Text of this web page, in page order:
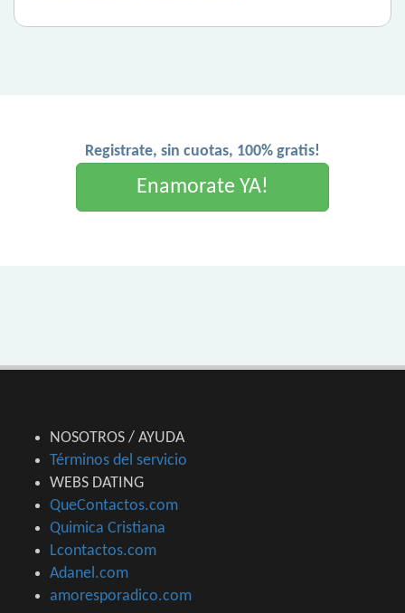
Registrate, sin cuotas, 100% gratis!
Enamorate YA!
NOSOTROS / AYUDA
Términos del servicio
WEBS DATING
QueContactos.com
Quimica Cristiana
Lcontactos.com
Adanel.com
amoresporadico.com